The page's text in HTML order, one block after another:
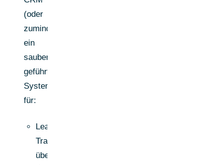
(oder
zumindest
ein
sauber
geführtes
System)
für:
Lead
Tracking
über